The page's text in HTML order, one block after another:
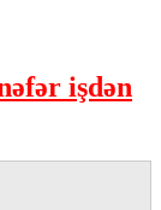
işdən